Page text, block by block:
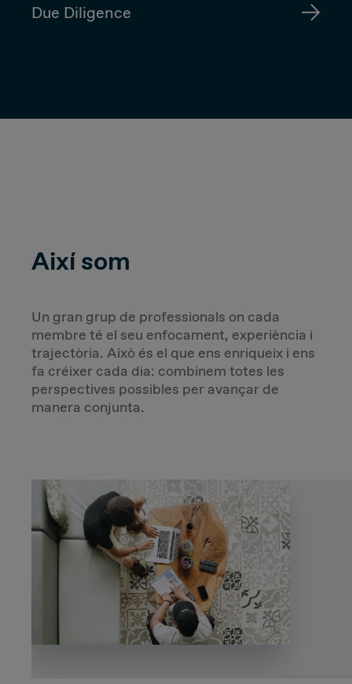
Due Diligence
Així som
Un gran grup de professionals on cada
membre té el seu enfocament, experiència i
trajectòria. Això és el que ens enriqueix i ens
fa créixer cada dia: combinem totes les
perspectives possibles per avançar de
manera conjunta.